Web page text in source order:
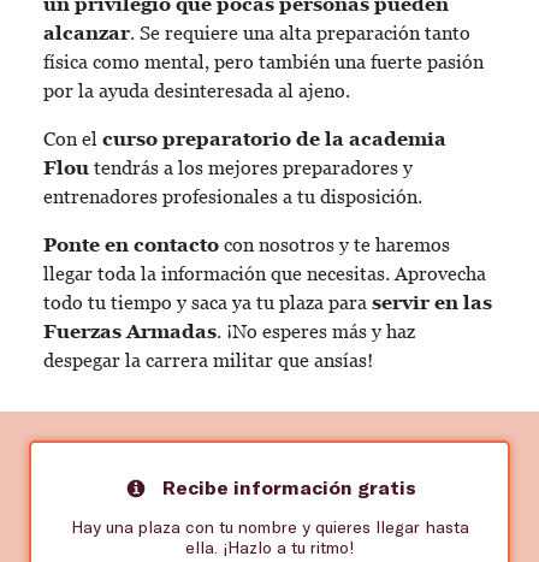
alcanzar. Se requiere una alta preparación tanto
física como mental, pero también una fuerte pasión
por la ayuda desinteresada al ajeno.
Con el curso preparatorio de la academia
Flou tendrás a los mejores preparadores y
entrenadores profesionales a tu disposición.
Ponte en contacto con nosotros y te haremos
llegar toda la información que necesitas. Aprovecha
todo tu tiempo y saca ya tu plaza para servir en las
Fuerzas Armadas. ¡No esperes más y haz
despegar la carrera militar que ansías!
Recibe información gratis
Hay una plaza con tu nombre y quieres llegar hasta
ella. ¡Hazlo a tu ritmo!